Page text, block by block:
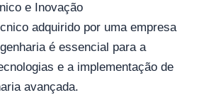
e Inovação
adquirido por uma empresa
é essencial para a
e a implementação de
avançada.